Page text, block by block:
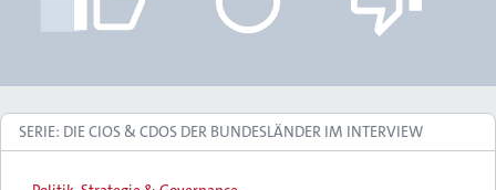
SERIE: DIE CIOS & CDOS DER BUNDESLÄNDER IM INTERVIEW